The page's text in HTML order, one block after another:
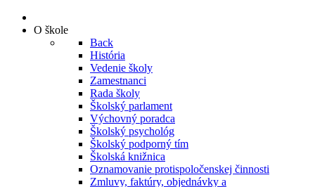
O škole
Back
História
Vedenie školy
Zamestnanci
Rada školy
Školský parlament
Výchovný poradca
Školský psychológ
Školský podporný tím
Školská knižnica
Oznamovanie protispoločenskej činnosti
Zmluvy, faktúry, objednávky a